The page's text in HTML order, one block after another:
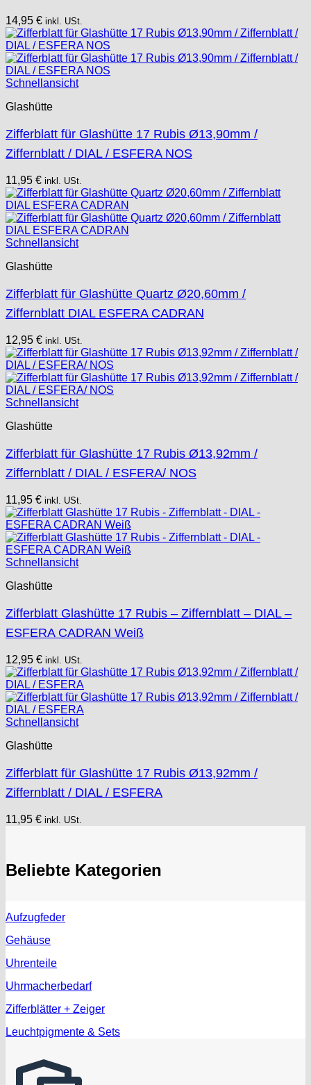
14,95 € inkl. USt.
Schnellansicht
Glashütte
Zifferblatt für Glashütte 17 Rubis Ø13,90mm /
Ziffernblatt / DIAL / ESFERA NOS
11,95 € inkl. USt.
Schnellansicht
Glashütte
Zifferblatt für Glashütte Quartz Ø20,60mm /
Ziffernblatt DIAL ESFERA CADRAN
12,95 € inkl. USt.
Schnellansicht
Glashütte
Zifferblatt für Glashütte 17 Rubis Ø13,92mm /
Ziffernblatt / DIAL / ESFERA/ NOS
11,95 € inkl. USt.
Schnellansicht
Glashütte
Zifferblatt Glashütte 17 Rubis – Ziffernblatt – DIAL –
ESFERA CADRAN Weiß
12,95 € inkl. USt.
Schnellansicht
Glashütte
Zifferblatt für Glashütte 17 Rubis Ø13,92mm /
Ziffernblatt / DIAL / ESFERA
11,95 € inkl. USt.
Beliebte Kategorien
Aufzugfeder
Gehäuse
Uhrenteile
Uhrmacherbedarf
Zifferblätter + Zeiger
Leuchtpigmente & Sets